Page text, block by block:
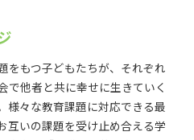
をもつ子どもたちが、それぞれ
で他者と共に幸せに生きていく
様々な教育課題に対応できる最
互いの課題を受け止め合える学